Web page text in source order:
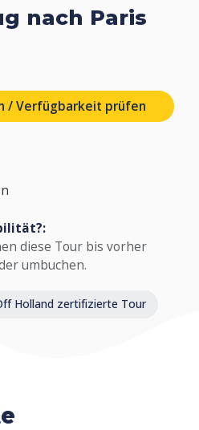
nach Paris
/ Verfügbarkeit prüfen
diese Tour bis vorher
umbuchen.
Holland zertifizierte Tour